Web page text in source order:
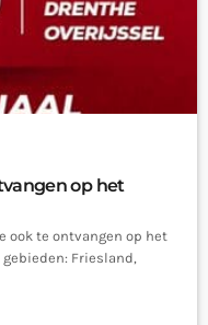
op het
ook te ontvangen op het
Friesland,